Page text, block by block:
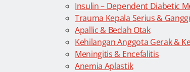
Insulin – Dependent Diabetic
Trauma Kepala Serius &
Apallic & Bedah Otak
Kehilangan Anggota Gerak &
Meningitis & Encefalitis
Anemia Aplastik